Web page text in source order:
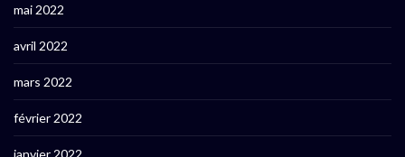
mai 2022
avril 2022
mars 2022
février 2022